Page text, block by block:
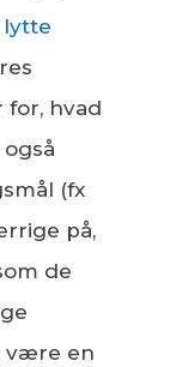
lytte
for, hvad
(fx
på,
de
være en